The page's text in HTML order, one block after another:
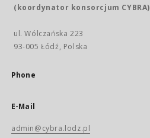
(koordynator konsorcjum CYBRA)
ul. Wólczańska 223
93-005 Łódź, Polska
Phone
E-Mail
admin@cybra.lodz.pl